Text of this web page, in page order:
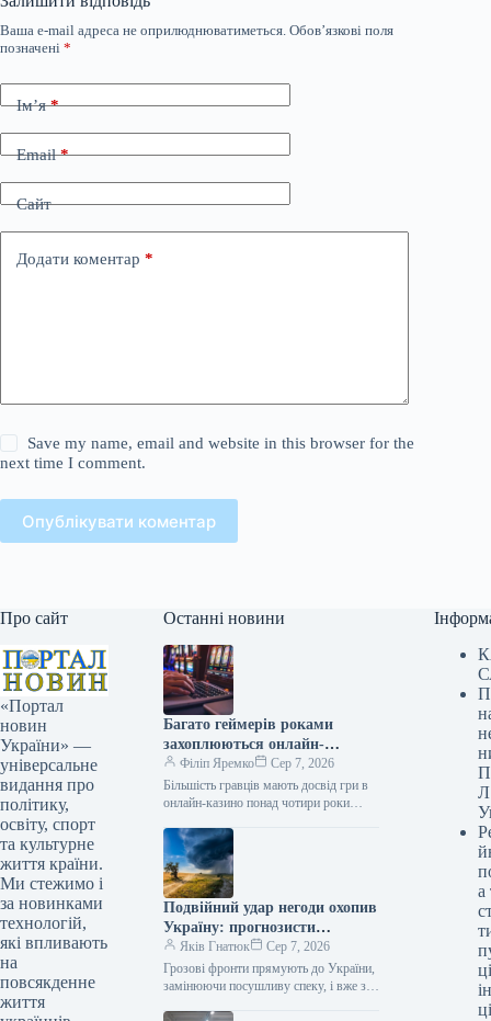
Ваша e-mail адреса не оприлюднюватиметься. Обов’язкові поля
позначені *
Ім’я*
Email*
Сайт
Додати коментар *
Save my name, email and website in this browser for the
next time I comment.
Опублікувати коментар
Про сайт
«Портал
новин
України» —
універсальне
видання про
політику,
освіту, спорт
та культурне
життя країни.
Ми стежимо і
за новинками
технологій,
які впливають
на
повсякденне
життя
Останні новини
Багато геймерів роками
захоплюються онлайн-
розвагами, часто більше
чотирьох років.
Філіп Яремко
Сер 7, 2026
Більшість гравців мають досвід гри в
онлайн-казино понад чотири роки
Укрінформ Майже 56% учасників
опитування ринку азартних…
Подвійний удар негоди охопив
Україну: прогнозисти
попереджають і вказують
найризикованіші дні (карта)
Яків Гнатюк
Сер 7, 2026
Грозові фронти прямують до України,
замінюючи посушливу спеку, і вже з 8
Л
а
ці